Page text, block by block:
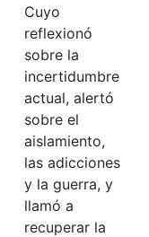
Cuyo
reflexionó
sobre la
incertidumbre
actual, alertó
sobre el
aislamiento,
las adicciones
y la guerra, y
llamó a
recuperar la